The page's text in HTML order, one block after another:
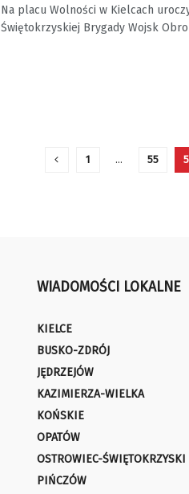
Na placu Wolności w Kielcach
Świętokrzyskiej Brygady Wojsk
1 … 55
WIADOMOŚCI LOKALNE
KIELCE
BUSKO-ZDRÓJ
JĘDRZEJÓW
KAZIMIERZA-WIELKA
KOŃSKIE
OPATÓW
OSTROWIEC-ŚWIĘTOKRZYSKI
PIŃCZÓW